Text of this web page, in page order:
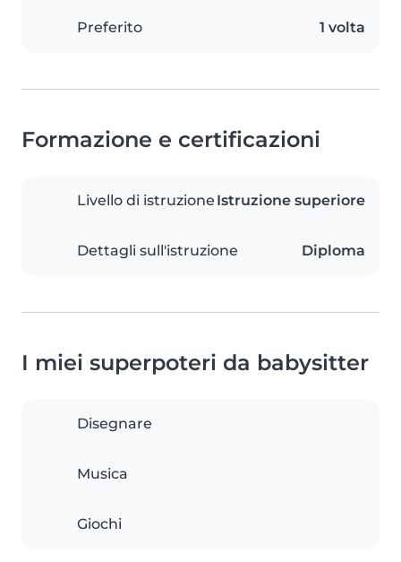
Preferito 1 volta
Formazione e certificazioni
Livello di istruzione Istruzione superiore
Dettagli sull'istruzione Diploma
I miei superpoteri da babysitter
Disegnare
Musica
Giochi